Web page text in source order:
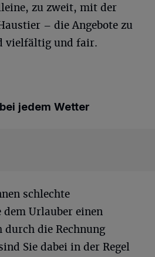
zu zweit, mit der
– die Angebote zu
vielfältig und fair.
jedem Wetter
schlechte
Urlauber einen
die Rechnung
Sie dabei in der Regel